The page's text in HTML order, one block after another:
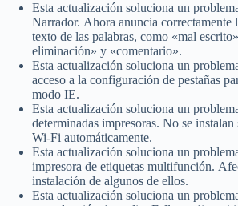
Esta actualización soluciona un
Narrador. Ahora anuncia correctamente
texto de las palabras, como «mal
eliminación» y «comentario».
Esta actualización soluciona un
acceso a la configuración de pestañas
modo IE.
Esta actualización soluciona un
determinadas impresoras. No se instalan
Wi-Fi automáticamente.
Esta actualización soluciona un
impresora de etiquetas multifunción.
instalación de algunos de ellos.
Esta actualización soluciona un